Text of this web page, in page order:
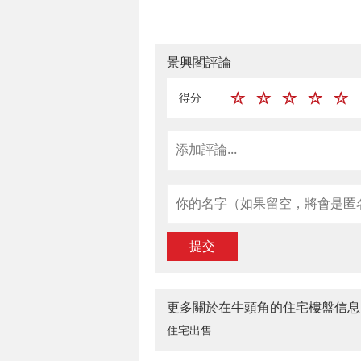
景興閣評論
得分
提交
更多關於在牛頭角的住宅樓盤信息
住宅出售